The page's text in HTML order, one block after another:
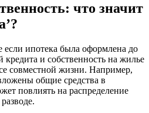
что значит
ипотека была оформлена до
и собственность на жилье
совместной жизни. Например,
общие средства в
повлиять на распределение